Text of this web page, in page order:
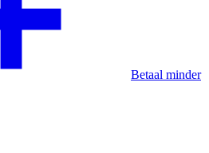
Betaal minder